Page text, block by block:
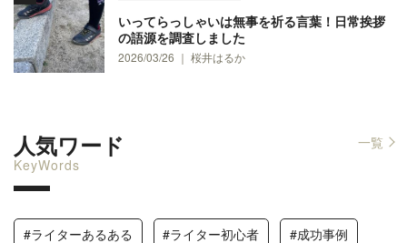
いってらっしゃいは無事を祈る言葉！日常挨拶
の語源を調査しました
2026/03/26 ｜ 桜井はるか
人気ワード
KeyWords
一覧
#ライターあるある #ライター初心者 #成功事例